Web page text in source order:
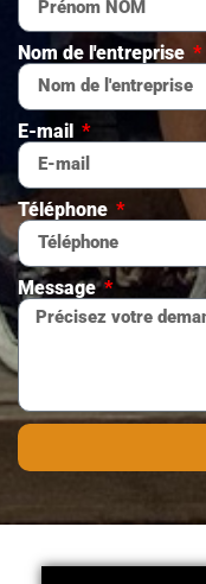
Nom de l'entreprise
E-mail
Téléphone
Message